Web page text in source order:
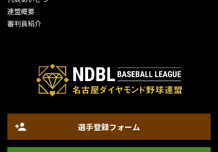
連盟概要
審判員紹介
選手登録フォーム